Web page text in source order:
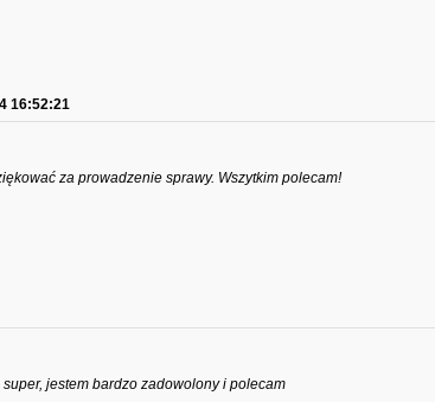
16:52:21
za prowadzenie sprawy. Wszytkim polecam!
jestem bardzo zadowolony i polecam